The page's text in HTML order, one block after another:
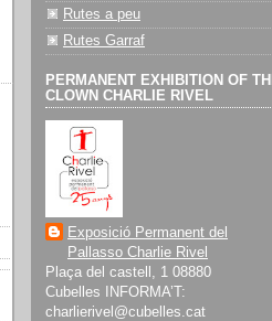
Rutes a peu
Rutes Garraf
PERMANENT EXHIBITION OF
CLOWN CHARLIE RIVEL
Exposició Permanent del
Pallasso Charlie Rivel
Plaça del castell, 1 08880
Cubelles INFORMA’T:
charlierivel@cubelles.cat